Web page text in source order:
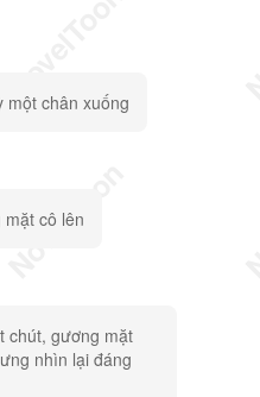
một chân xuống
mặt cô lên
chút, gương mặt
nhìn lại đáng